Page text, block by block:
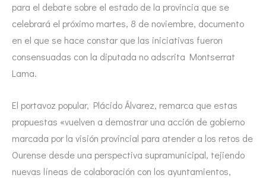
para el debate sobre el estado de la provincia que se
celebrará el próximo martes, 8 de noviembre, documento
en el que se hace constar que las iniciativas fueron
consensuadas con la diputada no adscrita Montserrat
Lama.
El portavoz popular, Plácido Álvarez, remarca que estas
propuestas «vuelven a demostrar una acción de gobierno
marcada por la visión provincial para atender a los retos de
Ourense desde una perspectiva supramunicipal, tejiendo
nuevas líneas de colaboración con los ayuntamientos,